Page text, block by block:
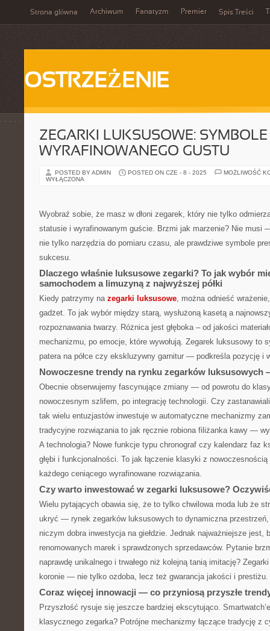
Strona główna Archiwum Fanatyzm Premier Spis Treści
OSTRZEŻENIE
ZEGARKI LUKSUSOWE:
WYRAFINOWANEGO GUSTU
POSTED BY ADMIN POSTED ON CZE - 8 - 2025
MOŻLIWOŚĆ
WYŁĄCZONA
Wyobraź sobie, że masz w dłoni zegarek, który nie tylko
statusie i wyrafinowanym guście. Brzmi jak marzenie? Nie musi
nie tylko narzędzia do pomiaru czasu, ale prawdziwe symbole
sukcesu.
Dlaczego właśnie luksusowe zegarki? To jak wybór
samochodem a limuzyną z najwyższej półki
Kiedy patrzymy na zegarki luksusowe, można odnieść
gadżet. To jak wybór między starą, wysłużoną kasetą a
rozpoznawania twarzy. Różnica jest głęboka – od jakości
mechanizmu, po emocje, które wywołują. Zegarek luksusowy to
patera na półce czy ekskluzywny garnitur — podkreśla pozycję i
Nowoczesne trendy na rynku zegarków luksusowych
Obecnie obserwujemy fascynujące zmiany — od powrotu do
nowoczesnym szlifem, po integrację technologii. Czy
tak wielu entuzjastów inwestuje w automatyczne mechanizmy
tradycyjne rozwiązania to jak ręcznie robiona filiżanka kawy —
A technologia? Nowe funkcje typu chronograf czy kalendarz faz
głębi i funkcjonalności. To jak łączenie klasyki z
każdego ceniącego wyrafinowane rozwiązania.
Czy warto inwestować w zegarki luksusowe?
Wielu pytających obawia się, że to tylko chwilowa moda lub że
ukryć — rynek zegarków luksusowych to dynamiczna
niczym dobra inwestycja na giełdzie. Jednak najważniejsze jest,
renomowanych marek i sprawdzonych sprzedawców. Pytanie
naprawdę unikalnego i trwałego niż kolejną tanią imitację?
koronie — nie tylko ozdoba, lecz też gwarancja jakości i prestiżu.
Coraz więcej innowacji — co przyniosą przyszłe
Przyszłość rysuje się jeszcze bardziej ekscytująco.
klasycznego zegarka? Potrójne mechanizmy łączące tradycję z